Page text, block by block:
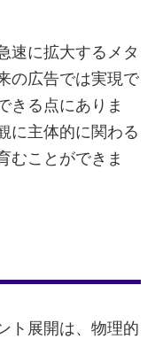
速に拡大するメタ
の広告では実現で
きる点にありま
に主体的に関わる
むことができま
ト展開は、物理的